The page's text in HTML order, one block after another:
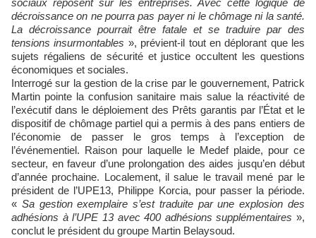
sociaux reposent sur les entreprises. Avec cette logique de
décroissance on ne pourra pas payer ni le chômage ni la santé.
La décroissance pourrait être fatale et se traduire par des
tensions insurmontables », prévient-il tout en déplorant que les
sujets régaliens de sécurité et justice occultent les questions
économiques et sociales.
Interrogé sur la gestion de la crise par le gouvernement, Patrick
Martin pointe la confusion sanitaire mais salue la réactivité de
l’exécutif dans le déploiement des Prêts garantis par l’État et le
dispositif de chômage partiel qui a permis à des pans entiers de
l’économie de passer le gros temps à l’exception de
l’événementiel. Raison pour laquelle le Medef plaide, pour ce
secteur, en faveur d’une prolongation des aides jusqu’en début
d’année prochaine. Localement, il salue le travail mené par le
président de l’UPE13, Philippe Korcia, pour passer la période.
« Sa gestion exemplaire s’est traduite par une explosion des
adhésions à l’UPE 13 avec 400 adhésions supplémentaires »,
conclut le président du groupe Martin Belaysoud.